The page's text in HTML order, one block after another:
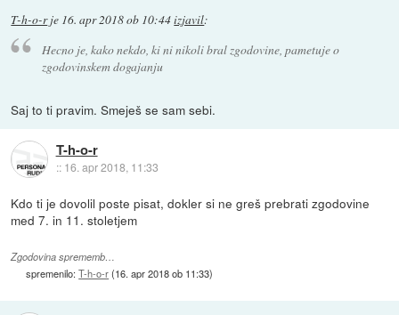
T-h-o-rje 16. apr 2018 ob 10:44izjavil:
Hecno je, kako nekdo, ki ni nikoli bral zgodovine, pametuje o
zgodovinskem dogajanju
Saj to ti pravim. Smeješ se sam sebi.
T-h-o-r
:: 16. apr 2018, 11:33
Kdo ti je dovolil poste pisat, dokler si ne greš prebrati zgodovine
med 7. in 11. stoletjem
Zgodovina sprememb…
spremenilo:T-h-o-r(16. apr 2018 ob 11:33)